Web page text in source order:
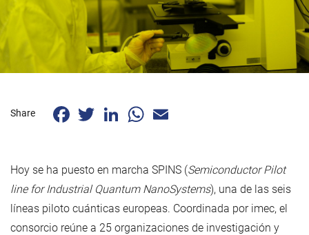
Share FacebookTwitterLinkedInWhatsApp
Hoy se ha puesto en marcha SPINS (Semiconductor Pilot
line for Industrial Quantum NanoSystems), una de las seis
líneas piloto cuánticas europeas. Coordinada por imec, el
consorcio reúne a 25 organizaciones de investigación y